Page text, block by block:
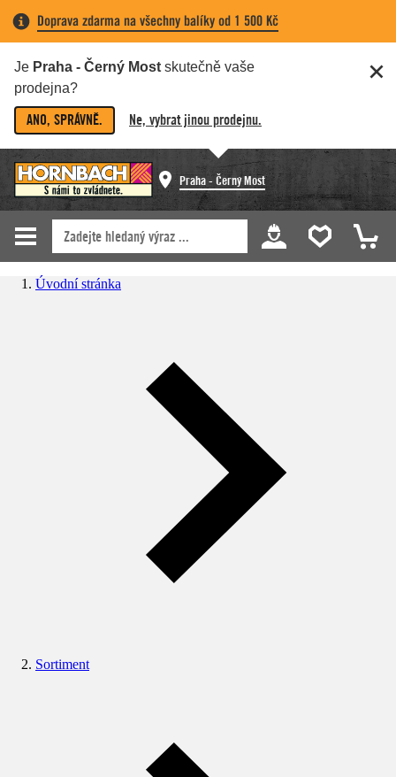
Doprava zdarma na všechny balíky od 1 500 Kč
Je Praha - Černý Most skutečně vaše
prodejna?
ANO, SPRÁVNĚ. Ne, vybrat jinou prodejnu.
Praha - Černý Most
Úvodní stránka
Sortiment